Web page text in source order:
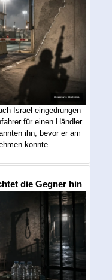
Israel eingedrungen
für einen Händler
ihn, bevor er am
konnte....
die Gegner hin